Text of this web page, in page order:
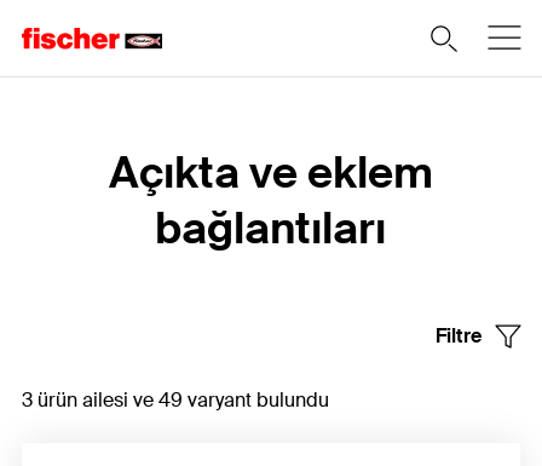
Açıkta ve eklem
bağlantıları
Filtre
3 ürün ailesi ve 49 varyant bulundu